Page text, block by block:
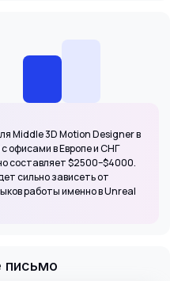
Middle 3D Motion Designer в
офисами в Европе и СНГ
составляет $2500–$4000.
сильно зависеть от
работы именно в Unreal
письмо